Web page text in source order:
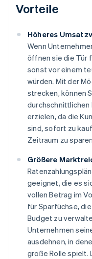
Vorteile
Höheres
Wenn
öffnen sie die Tür
sonst vor einem
würden. Mit der
strecken, können
durchschnittlichen
erzielen, da die
sind, sofort zu
Zeitraum zu
Größere
geeignet, die es
vollen Betrag im
für Sparfüchse,
Budget zu
Unternehmen
ausdehnen, in
große Rolle spielt.